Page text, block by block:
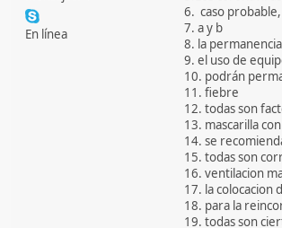
En línea
6. caso
7. a y b
8. la
9. el uso de
10. podrán
11. fiebre
12. todas son
13. mascarilla
14. se
15. todas son
16. ventilacion
17. la colocacion
18. para la
19. todas son